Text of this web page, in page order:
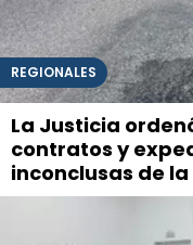
REGIONALES
La Justicia
contratos y
inconclusas de la